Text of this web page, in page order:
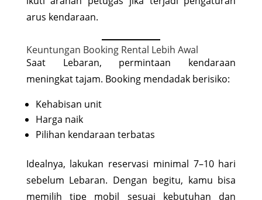
arus kendaraan.
Keuntungan Booking Rental Lebih Awal
Saat Lebaran, permintaan kendaraan
meningkat tajam. Booking mendadak berisiko:
Kehabisan unit
Harga naik
Pilihan kendaraan terbatas
Idealnya, lakukan reservasi minimal 7–10 hari
sebelum Lebaran. Dengan begitu, kamu bisa
memilih tipe mobil sesuai kebutuhan dan